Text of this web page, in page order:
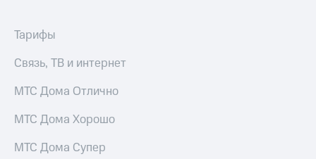
акций
Описание
Программа
Порядок
акций
Тарифы
Связь, ТВ и интернет
МТС Дома Отлично
МТС Дома Хорошо
МТС Дома Супер